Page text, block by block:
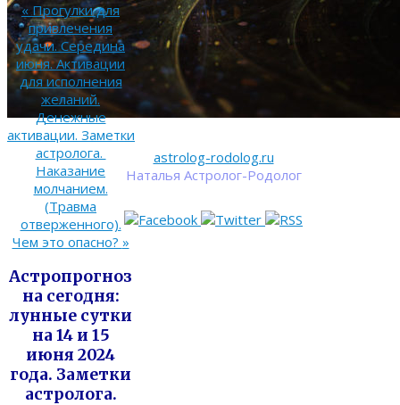
astrolog-rodolog.ru
Наталья Астролог-Родолог
«Прогулки для
привлечения
удачи. Середина
июня. Активации
для исполнения
желаний.
Денежные
активации. Заметки
астролога.
Наказание
молчанием.
(Травма
отверженного).
Чем это опасно? »
Астропрогноз
на сегодня:
лунные сутки
на 14 и 15
июня 2024
года. Заметки
астролога.